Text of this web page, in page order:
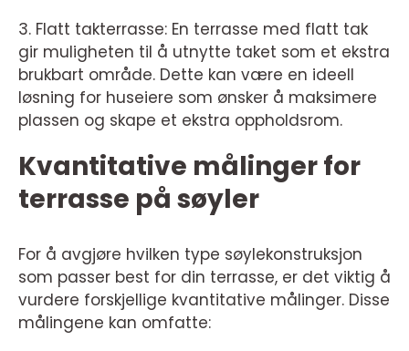
3. Flatt takterrasse: En terrasse med flatt tak
gir muligheten til å utnytte taket som et ekstra
brukbart område. Dette kan være en ideell
løsning for huseiere som ønsker å maksimere
plassen og skape et ekstra oppholdsrom.
Kvantitative målinger for
terrasse på søyler
For å avgjøre hvilken type søylekonstruksjon
som passer best for din terrasse, er det viktig å
vurdere forskjellige kvantitative målinger. Disse
målingene kan omfatte: